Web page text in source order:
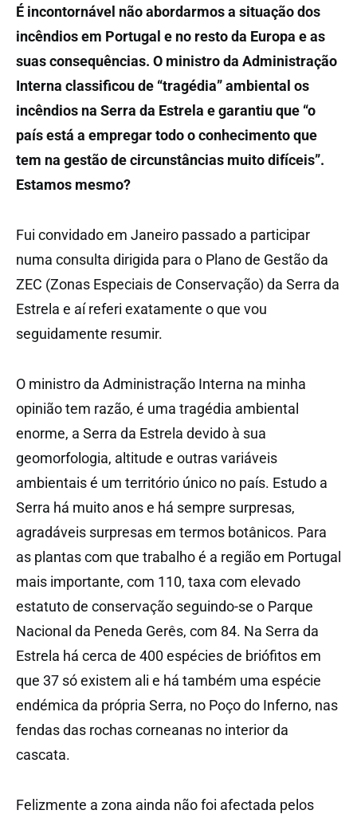
É incontornável não abordarmos a situação dos
incêndios em Portugal e no resto da Europa e as
suas consequências. O ministro da Administração
Interna classificou de “tragédia” ambiental os
incêndios na Serra da Estrela e garantiu que “o
país está a empregar todo o conhecimento que
tem na gestão de circunstâncias muito difíceis”.
Estamos mesmo?
Fui convidado em Janeiro passado a participar
numa consulta dirigida para o Plano de Gestão da
ZEC (Zonas Especiais de Conservação) da Serra da
Estrela e aí referi exatamente o que vou
seguidamente resumir.
O ministro da Administração Interna na minha
opinião tem razão, é uma tragédia ambiental
enorme, a Serra da Estrela devido à sua
geomorfologia, altitude e outras variáveis
ambientais é um território único no país. Estudo a
Serra há muito anos e há sempre surpresas,
agradáveis surpresas em termos botânicos. Para
as plantas com que trabalho é a região em Portugal
mais importante, com 110, taxa com elevado
estatuto de conservação seguindo-se o Parque
Nacional da Peneda Gerês, com 84. Na Serra da
Estrela há cerca de 400 espécies de briófitos em
que 37 só existem ali e há também uma espécie
endémica da própria Serra, no Poço do Inferno, nas
fendas das rochas corneanas no interior da
cascata.
Felizmente a zona ainda não foi afectada pelos